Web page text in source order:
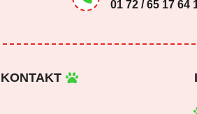
01 72 / 65 17 64
KONTAKT